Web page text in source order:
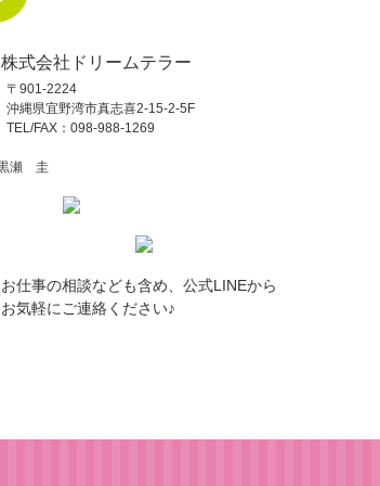
株式会社ドリームテラー
〒901-2224
沖縄県宜野湾市真志喜2-15-2-5F
TEL/FAX：098-988-1269
お仕事の相談なども含め、公式LINEから
お気軽にご連絡ください♪